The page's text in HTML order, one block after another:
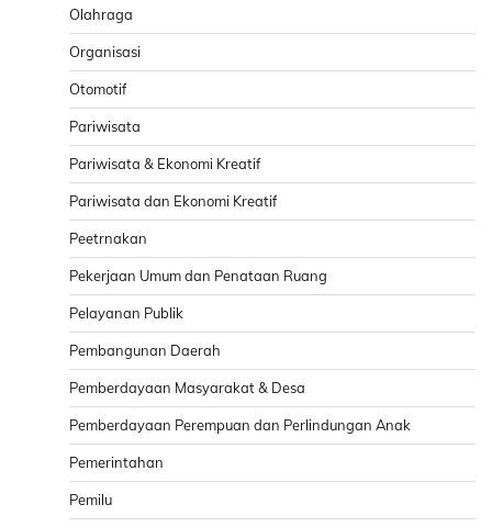
Olahraga
Organisasi
Otomotif
Pariwisata
Pariwisata & Ekonomi Kreatif
Pariwisata dan Ekonomi Kreatif
Peetrnakan
Pekerjaan Umum dan Penataan Ruang
Pelayanan Publik
Pembangunan Daerah
Pemberdayaan Masyarakat & Desa
Pemberdayaan Perempuan dan Perlindungan Anak
Pemerintahan
Pemilu